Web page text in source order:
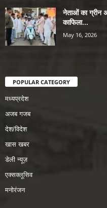
नेताओं का ग्रीन
काफिला...
May 16, 2026
POPULAR CATEGORY
मध्यप्रदेश
अजब गजब
देश/विदेश
खास खबर
डेली न्यूज़
एक्सक्लूसिव
मनोरंजन